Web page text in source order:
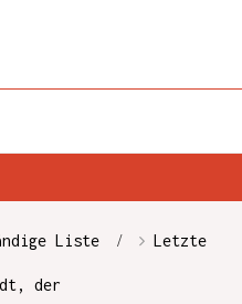
Liste Letzte
der